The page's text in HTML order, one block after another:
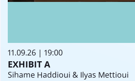
11.09.26 | 19:00
EXHIBIT A
Sihame Haddioui & Ilyas Mettioui